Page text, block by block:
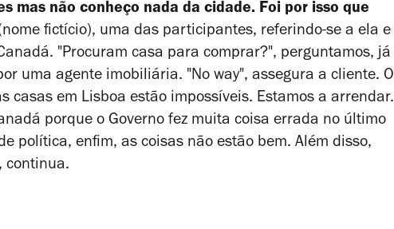
mas não conheço nada da cidade. Foi por isso que
fictício), uma das participantes, referindo-se a ela e
"Procuram casa para comprar?", perguntamos, já
uma agente imobiliária. "No way", assegura a cliente. O
casas em Lisboa estão impossíveis. Estamos a arrendar.
porque o Governo fez muita coisa errada no último
política, enfim, as coisas não estão bem. Além disso,
continua.